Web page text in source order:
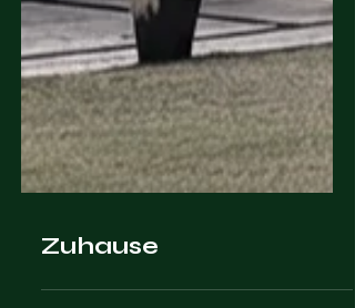
Zuhause